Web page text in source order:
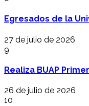
Egresados de la
27 de julio de 2026
9
Realiza BUAP
26 de julio de 2026
10